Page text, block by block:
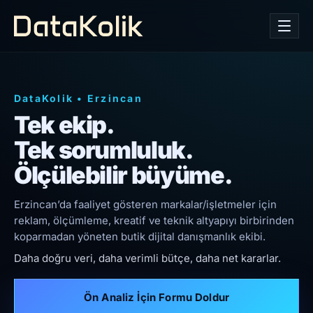
DataKolik • Erzincan
Tek ekip.
Tek sorumluluk.
Ölçülebilir büyüme.
Erzincan’da faaliyet gösteren markalar/işletmeler için
reklam, ölçümleme, kreatif ve teknik altyapıyı birbirinden
koparmadan yöneten butik dijital danışmanlık ekibi.
Daha doğru veri, daha verimli bütçe, daha net kararlar.
Ön Analiz İçin Formu Doldur